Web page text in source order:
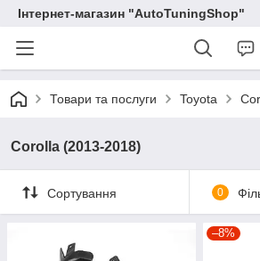
Інтернет-магазин "AutoTuningShop"
Товари та послуги Toyota
Corolla (2013-2018)
Сортування 0
–8%